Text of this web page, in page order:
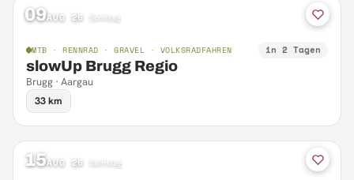
09AUG 26 Sonntag
MTB · RENNRAD · GRAVEL · VOLKSRADFAHREN in 2 Tagen
slowUp Brugg Regio
Brugg · Aargau
33 km
15AUG 26 Samstag